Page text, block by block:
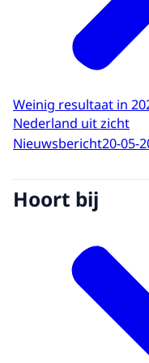
Weinig resultaat in
Nederland uit zicht
Nieuwsbericht20-05-
Hoort bij